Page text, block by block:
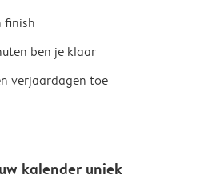
finish
ben je klaar
verjaardagen toe
kalender uniek